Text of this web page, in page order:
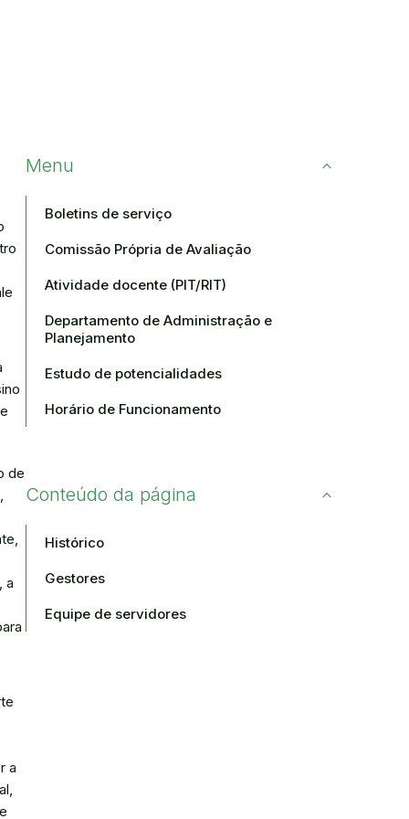
de
a
a
Menu
Boletins de serviço
Comissão Própria de Avaliação
Atividade docente (PIT/RIT)
Departamento de Administração e
Planejamento
Estudo de potencialidades
Horário de Funcionamento
Conteúdo da página
Histórico
Gestores
Equipe de servidores